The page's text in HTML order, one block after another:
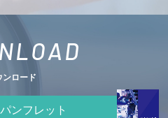
ンロード
ンフレット